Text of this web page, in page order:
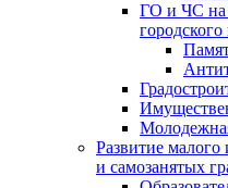
ГО и ЧС на
Развитие малого
и самозанятых